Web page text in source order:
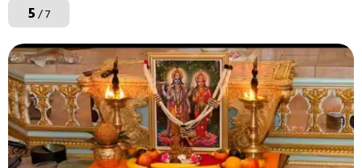
5/ 7